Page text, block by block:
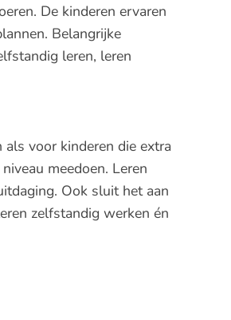
De kinderen ervaren
Belangrijke
leren, leren
voor kinderen die extra
meedoen. Leren
Ook sluit het aan
zelfstandig werken én